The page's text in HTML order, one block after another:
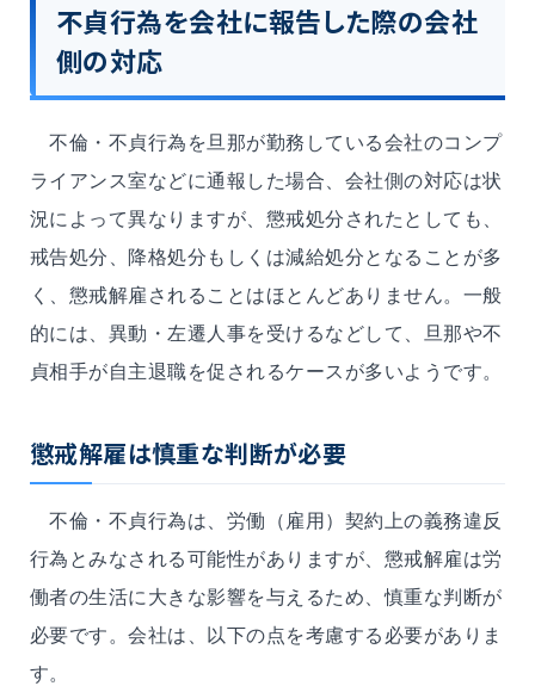
不貞行為を会社に報告した際の会社
側の対応
不倫・不貞行為を旦那が勤務している会社のコンプ
ライアンス室などに通報した場合、会社側の対応は状
況によって異なりますが、懲戒処分されたとしても、
戒告処分、降格処分もしくは減給処分となることが多
く、懲戒解雇されることはほとんどありません。一般
的には、異動・左遷人事を受けるなどして、旦那や不
貞相手が自主退職を促されるケースが多いようです。
懲戒解雇は慎重な判断が必要
不倫・不貞行為は、労働（雇用）契約上の義務違反
行為とみなされる可能性がありますが、懲戒解雇は労
働者の生活に大きな影響を与えるため、慎重な判断が
必要です。会社は、以下の点を考慮する必要がありま
す。